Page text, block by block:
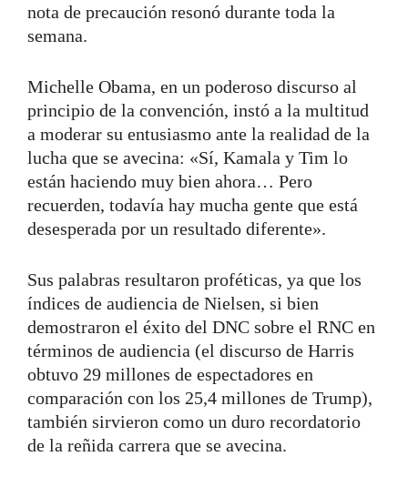
nota de precaución resonó durante toda la
semana.
Michelle Obama, en un poderoso discurso al
principio de la convención, instó a la multitud
a moderar su entusiasmo ante la realidad de la
lucha que se avecina: «Sí, Kamala y Tim lo
están haciendo muy bien ahora… Pero
recuerden, todavía hay mucha gente que está
desesperada por un resultado diferente».
Sus palabras resultaron proféticas, ya que los
índices de audiencia de Nielsen, si bien
demostraron el éxito del DNC sobre el RNC en
términos de audiencia (el discurso de Harris
obtuvo 29 millones de espectadores en
comparación con los 25,4 millones de Trump),
también sirvieron como un duro recordatorio
de la reñida carrera que se avecina.